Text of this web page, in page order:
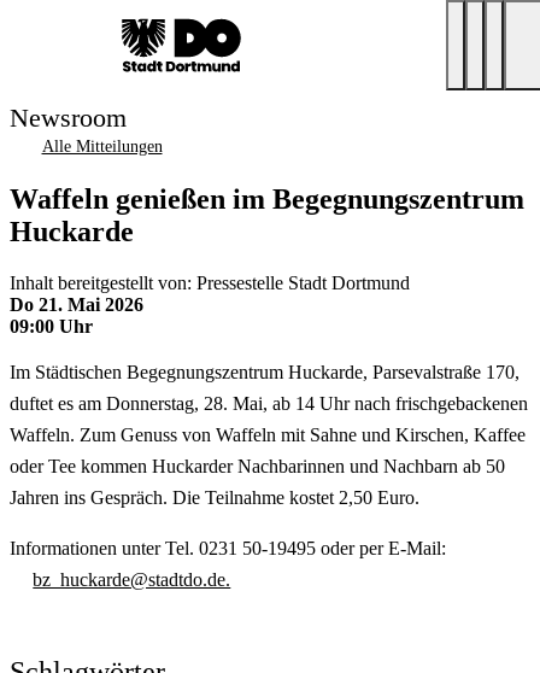
Newsroom
Alle Mitteilungen
Waffeln genießen im Begegnungszentrum
Huckarde
Inhalt bereitgestellt von: Pressestelle Stadt Dortmund
Do 21. Mai 2026
09:00 Uhr
Im Städtischen Begegnungszentrum Huckarde, Parsevalstraße 170,
duftet es am Donnerstag, 28. Mai, ab 14 Uhr nach frischgebackenen
Waffeln. Zum Genuss von Waffeln mit Sahne und Kirschen, Kaffee
oder Tee kommen Huckarder Nachbarinnen und Nachbarn ab 50
Jahren ins Gespräch. Die Teilnahme kostet 2,50 Euro.
Informationen unter Tel. 0231 50-19495 oder per E-Mail:
bz_huckarde@stadtdo.de.